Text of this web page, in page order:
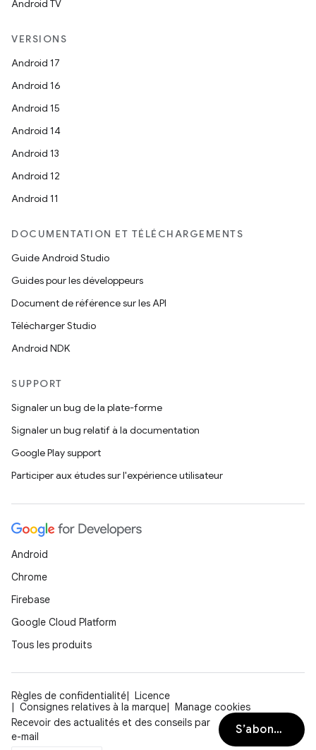
Android TV
VERSIONS
Android 17
Android 16
Android 15
Android 14
Android 13
Android 12
Android 11
DOCUMENTATION ET TÉLÉCHARGEMENTS
Guide Android Studio
Guides pour les développeurs
Document de référence sur les API
Télécharger Studio
Android NDK
SUPPORT
Signaler un bug de la plate-forme
Signaler un bug relatif à la documentation
Google Play support
Participer aux études sur l'expérience utilisateur
Android
Chrome
Firebase
Google Cloud Platform
Tous les produits
Règles de confidentialité
Licence
Consignes relatives à la marque
Manage cookies
Recevoir des actualités et des conseils par
e-mail
S’abonner